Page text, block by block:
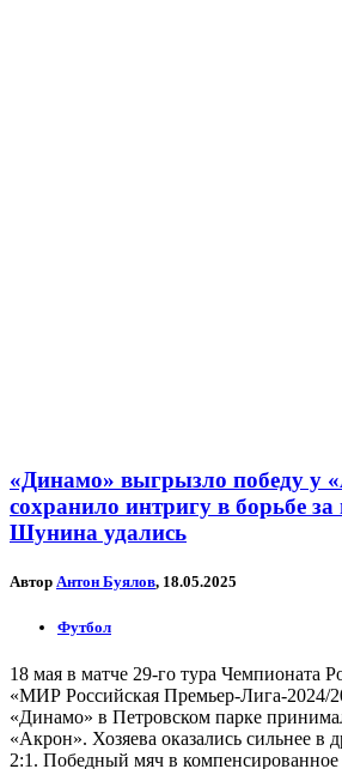
«Динамо» выгрызло победу у
сохранило интригу в борьбе
Шунина удались
Автор Антон Буялов, 18.05.2025
Футбол
18 мая в матче 29-го тура Чемпионата
«МИР Российская Премьер-Лига-2024/
«Динамо» в Петровском парке
«Акрон». Хозяева оказались сильнее в
2:1. Победный мяч в компенсированное